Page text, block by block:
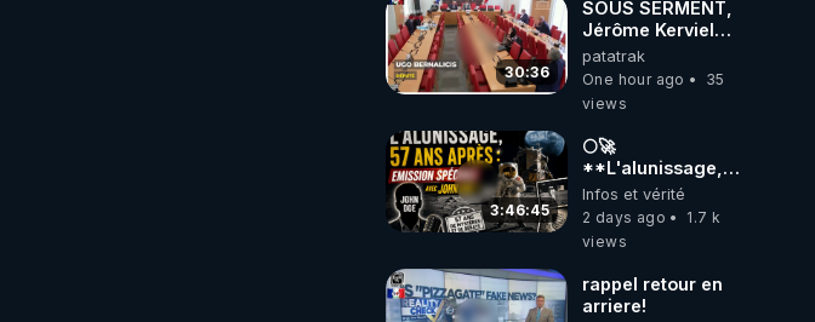
30:36
SOUS SERMENT,
Jérôme Kerviel
balance tout à
l'Assemblée !
patatrak
One hour ago
35
views
3:46:45
🌕🚀
**L'alunissage,
57 ans après :
Émission spéciale
avec John Doe
Infos et vérité
2 days ago
1.7 k
views
rappel retour en
arriere!